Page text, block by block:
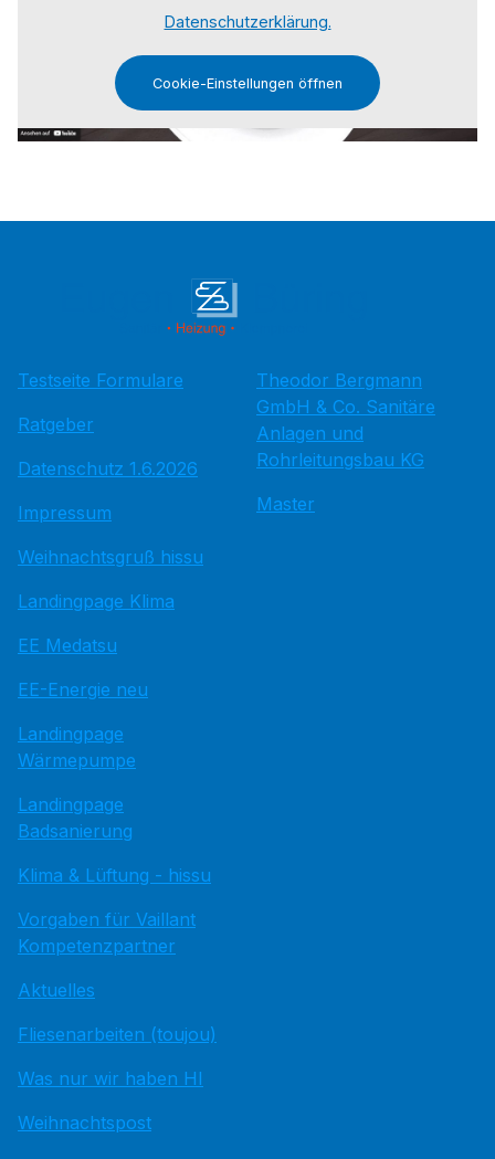
Datenschutzerklärung.
Cookie-Einstellungen öffnen
Testseite Formulare
Ratgeber
Datenschutz 1.6.2026
Impressum
Weihnachtsgruß hissu
Landingpage Klima
EE Medatsu
EE-Energie neu
Landingpage
Wärmepumpe
Landingpage
Badsanierung
Klima & Lüftung - hissu
Vorgaben für Vaillant
Kompetenzpartner
Aktuelles
Fliesenarbeiten (toujou)
Was nur wir haben HI
Weihnachtspost
Theodor Bergmann
GmbH & Co. Sanitäre
Anlagen und
Rohrleitungsbau KG
Master